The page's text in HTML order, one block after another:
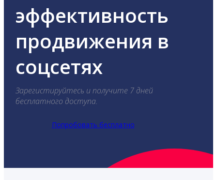
эффективность
продвижения в
соцсетях
Зарегистируйтесь и получите 7 дней
бесплатного доступа.
Попробовать бесплатно